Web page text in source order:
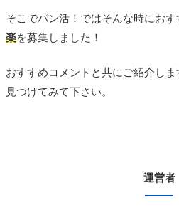
そこでバン活！ではそんな時におす
楽を募集しました！
おすすめコメントと共にご紹介し
見つけてみて下さい。
運営者